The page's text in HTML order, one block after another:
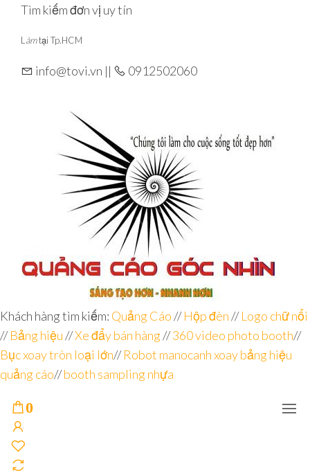
Skip
content
Tìm kiếm đơn vị uy tín
L àmtại Tp.HCM
info@tovi.vn || 0912502060
Đơn vị
chuyên
sâu – 8
năm
kinh
nghiệm
Góc
Nhìn
Agency –
nhà sản
xuất
POSM,
Quầy
Sampling,
Booth
trưng
bày, tủ
trưng
bày… tại
Tp.Hồ
Khách hàng tìm kiếm: Quảng Cáo//Hộp đèn//Logo chữ nổi
//Bảng hiệu//Xe đẩy bán hàng//360 video photo booth//
Bục xoay tròn loại lớn//Robot manocanh xoay bảng hiệu
quảng cáo//booth sampling nhựa
0